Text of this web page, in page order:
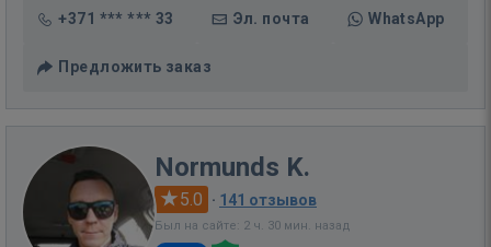
+371 *** *** 33 Эл. почта WhatsApp
Предложить заказ
Normunds K.
5.0 · 141 отзывов
Был на сайте: 2 ч. 30 мин. назад